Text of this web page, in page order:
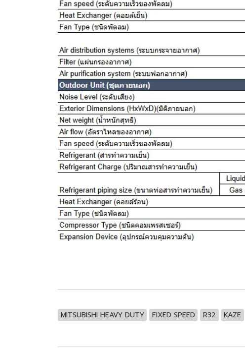
MITSUBISHI HEAVY DUTY FIXED SPEED R32 KAZE